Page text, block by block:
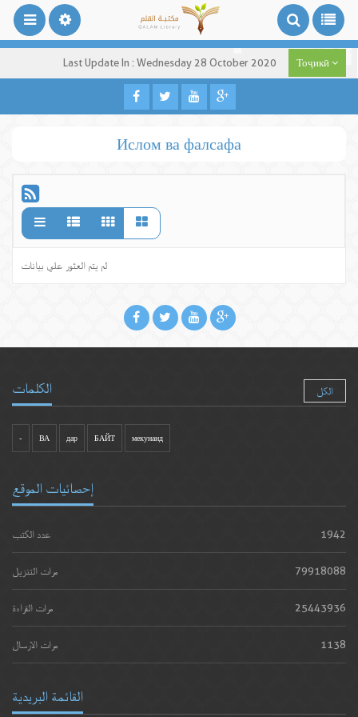
Last Update In : Wednesday 28 October 2020 Тоҷикӣ
Ислом ва фалсафа
لم يتم العثور علي بيانات
الكلمات الكل
- ВА дар БАЙТ мекунанд
إحصائيات الموقع
عدد الكتب 1942
مرات التنزيل 79918088
مرات القراءة 25443936
مرات الارسال 1138
القائمة البريدية